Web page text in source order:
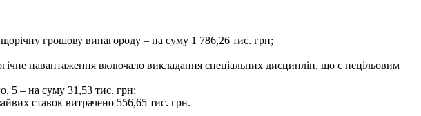
грошову винагороду – на суму 1 786,26 тис. грн;
навантаження включало викладання спеціальних дисциплін, що є нецільовим
5 – на суму 31,53 тис. грн;
ставок витрачено 556,65 тис. грн.